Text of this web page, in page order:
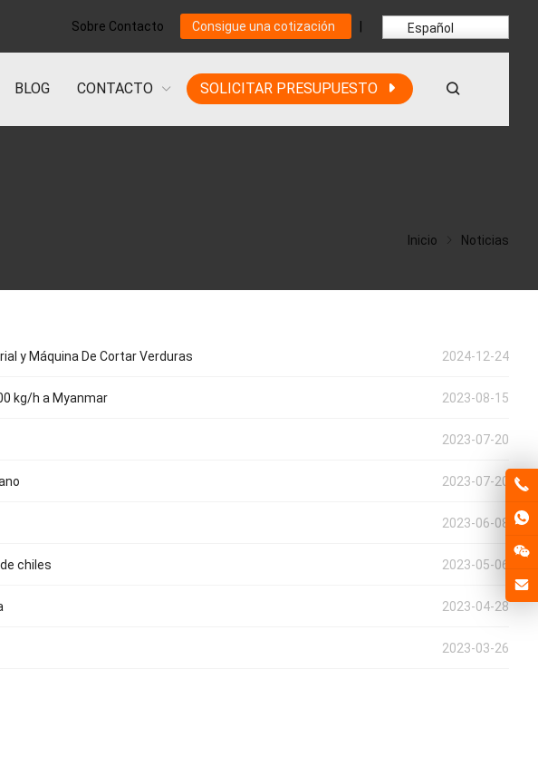
Sobre Contacto Consigue una cotización Español
BLOG CONTACTO SOLICITAR PRESUPUESTO
Inicio Noticias
2024-12-24
y Máquina De Cortar Verduras
2023-08-15
kg/h a Myanmar
2023-07-20
2023-07-20
2023-06-08
2023-05-06
chiles
2023-04-28
2023-03-26